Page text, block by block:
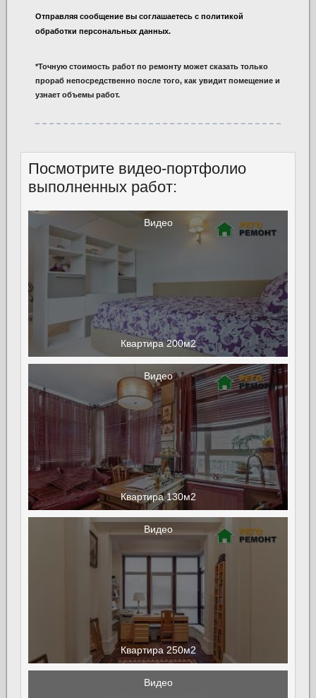
Отправляя сообщение вы соглашаетесь с политикой
обработки персональных данных.
*Точную стоимость работ по ремонту может сказать только
прораб непосредственно после того, как увидит помещение и
узнает объемы работ.
Посмотрите видео-портфолио
выполненных работ:
Видео
Квартира 200м2
Видео
Квартира 130м2
Видео
Квартира 250м2
Видео